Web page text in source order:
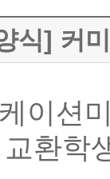
식] 커
이션
환학